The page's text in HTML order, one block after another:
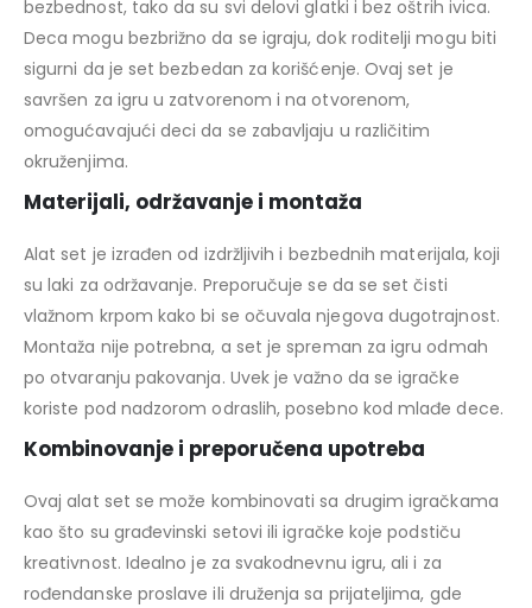
bezbednost, tako da su svi delovi glatki i bez oštrih ivica.
Deca mogu bezbrižno da se igraju, dok roditelji mogu biti
sigurni da je set bezbedan za korišćenje. Ovaj set je
savršen za igru u zatvorenom i na otvorenom,
omogućavajući deci da se zabavljaju u različitim
okruženjima.
Materijali, održavanje i montaža
Alat set je izrađen od izdržljivih i bezbednih materijala, koji
su laki za održavanje. Preporučuje se da se set čisti
vlažnom krpom kako bi se očuvala njegova dugotrajnost.
Montaža nije potrebna, a set je spreman za igru odmah
po otvaranju pakovanja. Uvek je važno da se igračke
koriste pod nadzorom odraslih, posebno kod mlađe dece.
Kombinovanje i preporučena upotreba
Ovaj alat set se može kombinovati sa drugim igračkama
kao što su građevinski setovi ili igračke koje podstiču
kreativnost. Idealno je za svakodnevnu igru, ali i za
rođendanske proslave ili druženja sa prijateljima, gde